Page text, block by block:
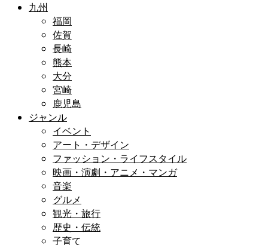
九州
福岡
佐賀
長崎
熊本
大分
宮崎
鹿児島
ジャンル
イベント
アート・デザイン
ファッション・ライフスタイル
映画・演劇・アニメ・マンガ
音楽
グルメ
観光・旅行
歴史・伝統
子育て